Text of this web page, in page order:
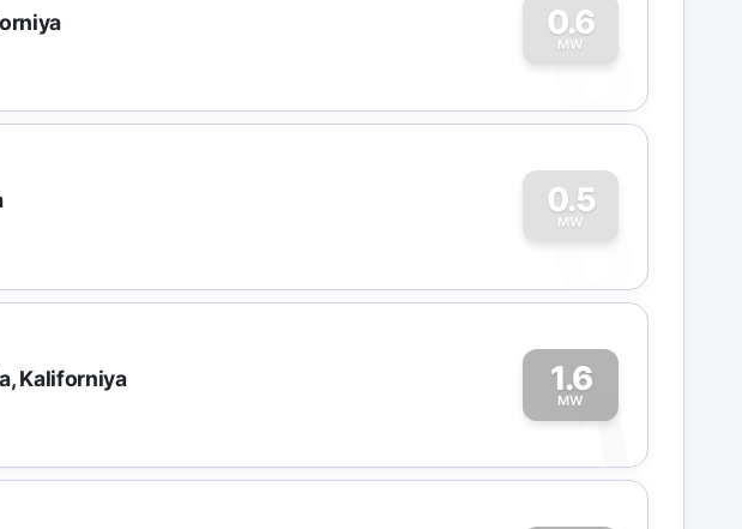
0.6
MW
0
0.5
MW
0
Kaliforniya 1.6
MW
1